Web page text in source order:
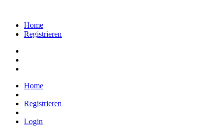
Home
Registrieren
Home
Registrieren
Login